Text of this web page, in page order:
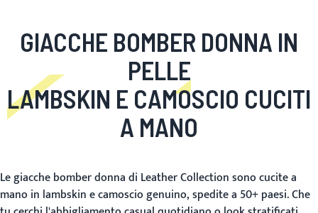
GIACCHE BOMBER DONNA IN
PELLE
LAMBSKIN E CAMOSCIO CUCITI
A MANO
Le giacche bomber donna di Leather Collection sono cucite a
mano in lambskin e camoscio genuino, spedite a 50+ paesi. Che